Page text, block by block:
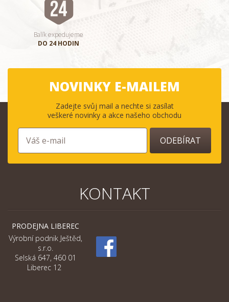
Balík expedujeme
DO 24 HODIN
NOVINKY E-MAILEM
Zadejte svůj mail a nechte si zasílat
veškeré novinky a akce našeho obchodu
ODEBÍRAT
KONTAKT
PRODEJNA LIBEREC
Výrobní podnik Ještěd,
s.r.o.
Selská 647, 460 01
Liberec 12